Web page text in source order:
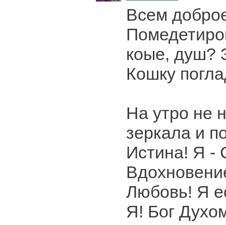
Всем
коые, душ?
Кошку
На утро не
зеркала и
Истина! Я -
Любовь! Я
Я! Бог